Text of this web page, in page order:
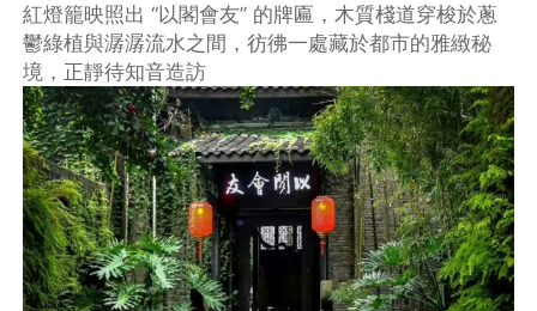
紅燈籠映照出 “以閣會友” 的牌匾，木質棧道穿梭於蔥
鬱綠植與潺潺流水之間，彷彿一處藏於都市的雅緻秘
境，正靜待知音造訪